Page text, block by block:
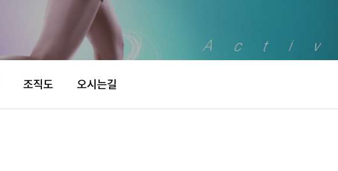
조직도 오시는길